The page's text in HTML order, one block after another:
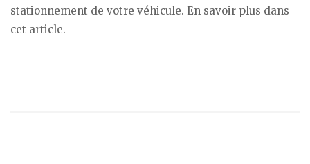
stationnement de votre véhicule. En savoir plus dans
cet article.